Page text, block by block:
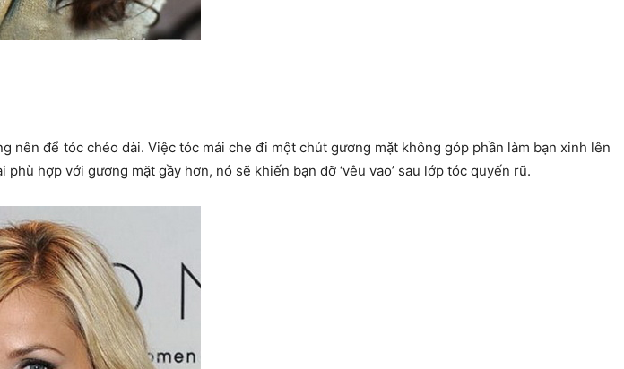
để tóc chéo dài. Việc tóc mái che đi một chút gương mặt không góp phần làm bạn xinh lên
hợp với gương mặt gầy hơn, nó sẽ khiến bạn đỡ ‘vêu vao’ sau lớp tóc quyến rũ.